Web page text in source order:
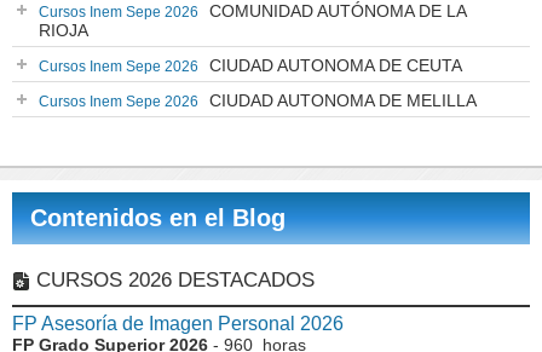
Cursos Inem Sepe 2026
COMUNIDAD AUTÓNOMA DE LA
RIOJA
Cursos Inem Sepe 2026 CIUDAD AUTONOMA DE CEUTA
Cursos Inem Sepe 2026 CIUDAD AUTONOMA DE MELILLA
Contenidos en el Blog
CURSOS 2026 DESTACADOS
FP Asesoría de Imagen Personal 2026
FP Grado Superior 2026 - 960 horas